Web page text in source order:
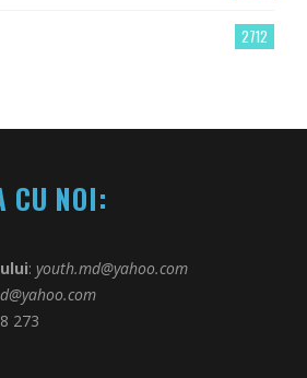
2712
CU NOI:
: youth.md@yahoo.com
273